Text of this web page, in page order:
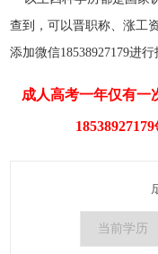
查到，可以晋职称、涨工
添加微信18538927179进行
成人高考一年仅有一